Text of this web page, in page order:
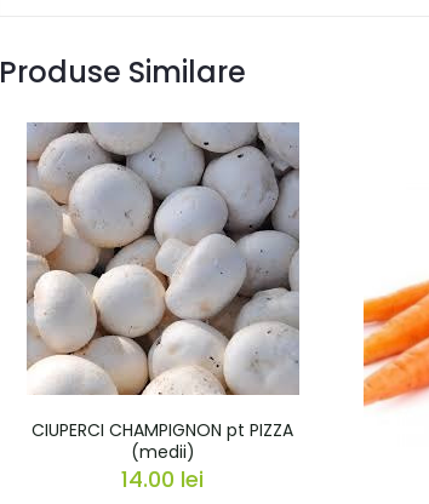
Produse Similare
CIUPERCI CHAMPIGNON pt PIZZA
(medii)
14.00 lei